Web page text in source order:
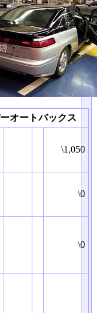
オートバックス
\1,050
\0
\0